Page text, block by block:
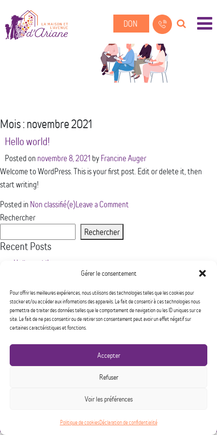
Gérer le consentement
Pour offrir les meilleures expériences, nous utilisons des technologies telles que les cookies pour
stocker et/ou accéder aux informations des appareils. Le fait de consentir à ces technologies nous
permettra de traiter des données telles que le comportement de navigation ou les ID uniques sur ce
site. Le fait de ne pas consentir ou de retirer son consentement peut avoir un effet négatif sur
certaines caractéristiques et fonctions.
Accepter
Refuser
Voir les préférences
Politique de cookiesDéclaration de confidentialité
DON
Mois :novembre 2021
Hello world!
Posted on novembre 8, 2021 byFrancine Auger
Welcome to WordPress. This is your first post. Edit or delete it, then
start writing!
Posted in Non classifié(e)Leave a Comment
Rechercher
Rechercher
Recent Posts
Hello world!
Aucun commentaire à afficher.
Archives
novembre 2021
Categories
Non classifié(e)